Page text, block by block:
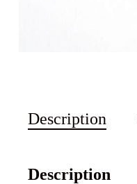
Description
Description